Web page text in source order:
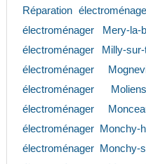
Réparation
électroménager Mery-la-
électroménager Milly-
électroménager
électroménager
électroménager
électroménager Monchy-
électroménager Monchy-